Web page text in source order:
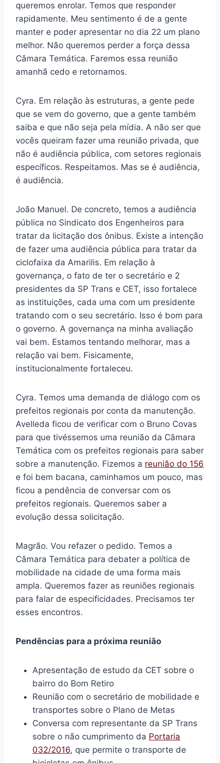
queremos enrolar. Temos que responder
rapidamente. Meu sentimento é de a gente
manter e poder apresentar no dia 22 um plano
melhor. Não queremos perder a força dessa
Câmara Temática. Faremos essa reunião
amanhã cedo e retornamos.
Cyra. Em relação às estruturas, a gente pede
que se vem do governo, que a gente também
saiba e que não seja pela mídia. A não ser que
vocês queiram fazer uma reunião privada, que
não é audiência pública, com setores regionais
específicos. Respeitamos. Mas se é audiência,
é audiência.
João Manuel. De concreto, temos a audiência
pública no Sindicato dos Engenheiros para
tratar da licitação dos ônibus. Existe a intenção
de fazer uma audiência pública para tratar da
ciclofaixa da Amarilis. Em relação à
governança, o fato de ter o secretário e 2
presidentes da SP Trans e CET, isso fortalece
as instituições, cada uma com um presidente
tratando com o seu secretário. Isso é bom para
o governo. A governança na minha avaliação
vai bem. Estamos tentando melhorar, mas a
relação vai bem. Fisicamente,
institucionalmente fortaleceu.
Cyra. Temos uma demanda de diálogo com os
prefeitos regionais por conta da manutenção.
Avelleda ficou de verificar com o Bruno Covas
para que tivéssemos uma reunião da Câmara
Temática com os prefeitos regionais para saber
sobre a manutenção. Fizemos a reunião do 156
e foi bem bacana, caminhamos um pouco, mas
ficou a pendência de conversar com os
prefeitos regionais. Queremos saber a
evolução dessa solicitação.
Magrão. Vou refazer o pedido. Temos a
Câmara Temática para debater a política de
mobilidade na cidade de uma forma mais
ampla. Queremos fazer as reuniões regionais
para falar de especificidades. Precisamos ter
esses encontros.
Pendências para a próxima reunião
Apresentação de estudo da CET sobre o
bairro do Bom Retiro
Reunião com o secretário de mobilidade e
transportes sobre o Plano de Metas
Conversa com representante da SP Trans
sobre o não cumprimento da Portaria
032/2016, que permite o transporte de